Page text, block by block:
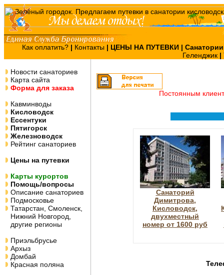
Как оплатить? | Контакты | ЦЕНЫ НА ПУТЕВКИ |
Геленджик |
Новости санаториев
Карта сайта
Форма для заказа
Кавминводы
Кисловодск
Ессентуки
Пятигорск
Железноводск
Рейтинг санаториев
Цены на путевки
Карты курортов
Помощь/вопросы
Описание санаториев
Подмосковье
Татарстан, Смоленск,
Нижний Новгород,
другие регионы
Приэльбрусье
Архыз
Домбай
Красная поляна
Постоянным
Санаторий
Димитрова,
Кисловодск,
двухместный
номер от 1600 руб